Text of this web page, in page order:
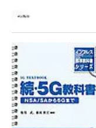
インプ
NSA/
2023年4